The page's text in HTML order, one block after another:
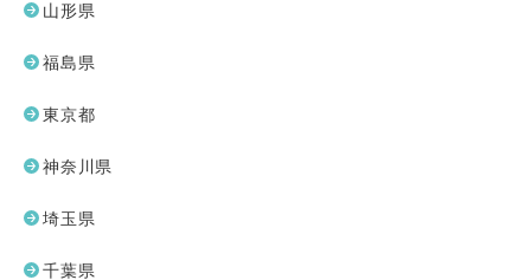
山形県
福島県
東京都
神奈川県
埼玉県
千葉県